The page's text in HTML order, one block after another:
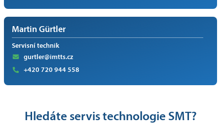
Martin Gürtler
Servisní technik
gurtler@imtts.cz
+420 720 944 558
Hledáte servis technologie SMT?